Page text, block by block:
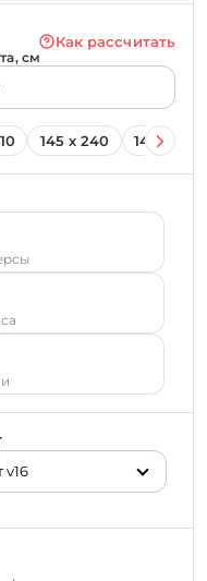
Как рассчитать
см
145 х 240 145 х 260
v16